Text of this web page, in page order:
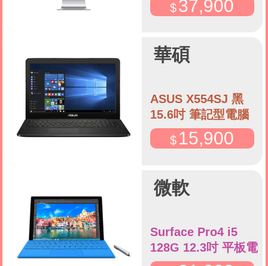
37,900
華碩
ASUS X554SJ 黑
15.6吋 筆記型電腦
15,900
微軟
Surface Pro4 i5
128G 12.3吋 平板電
腦